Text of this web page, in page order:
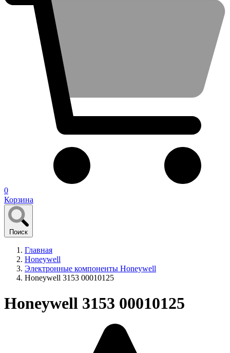
0
Корзина
Поиск
Главная
Honeywell
Электронные компоненты Honeywell
Honeywell 3153 00010125
Honeywell 3153 00010125